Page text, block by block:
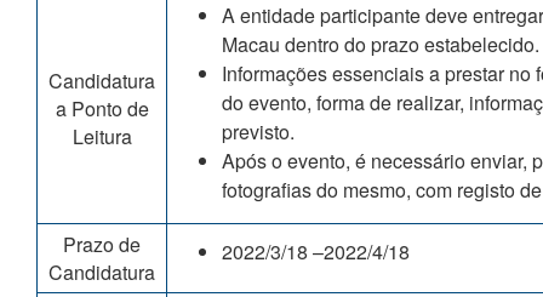
Candidatura
a Ponto de
Leitura
A entidade participante deve
Macau dentro do prazo estabelecido.
Informações essenciais a prestar
do evento, forma de realizar,
previsto.
Após o evento, é necessário enviar,
fotografias do mesmo, com registo
Prazo de
Candidatura
2022/3/18 –2022/4/18